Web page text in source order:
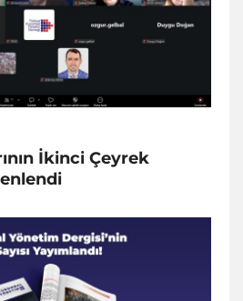
İkinci Çeyrek